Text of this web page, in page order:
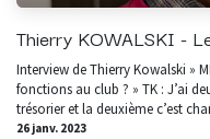
Thierry KOWALSKI -
Interview de Thierry Kowalski »
fonctions au club ? » TK : J’ai
trésorier et la deuxième c’est
26 janv. 2023